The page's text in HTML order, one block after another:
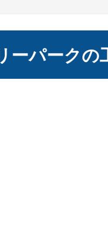
ーパークの